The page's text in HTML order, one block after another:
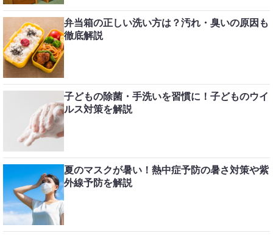
弁当箱の正しい洗い方は？汚れ・臭いの原因も
徹底解説
子どもの除菌・手洗いを習慣に！子どものウイ
ルス対策を解説
夏のマスクが暑い！熱中症予防の暑さ対策や紫
外線予防を解説